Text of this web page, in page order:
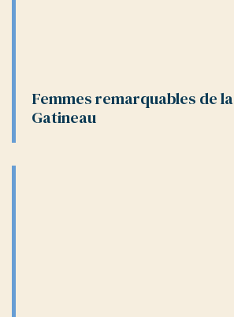
Femmes remarquables de
Gatineau